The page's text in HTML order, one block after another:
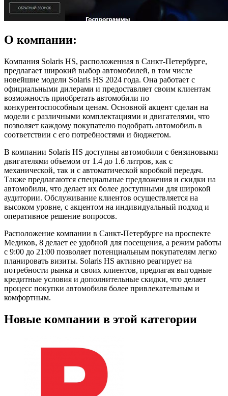
О компании:
Компания Solaris HS, расположенная в Санкт-Петербурге,
предлагает широкий выбор автомобилей, в том числе
новейшие модели Solaris HS 2024 года. Она работает с
официальными дилерами и предоставляет своим клиентам
возможность приобретать автомобили по
конкурентоспособным ценам. Основной акцент сделан на
модели с различными комплектациями и двигателями, что
позволяет каждому покупателю подобрать автомобиль в
соответствии с его потребностями и бюджетом.
В компании Solaris HS доступны автомобили с бензиновыми
двигателями объемом от 1.4 до 1.6 литров, как с
механической, так и с автоматической коробкой передач.
Также предлагаются специальные предложения и скидки на
автомобили, что делает их более доступными для широкой
аудитории. Обслуживание клиентов осуществляется на
высоком уровне, с акцентом на индивидуальный подход и
оперативное решение вопросов.
Расположение компании в Санкт-Петербурге на проспекте
Медиков, 8 делает ее удобной для посещения, а режим работы
с 9:00 до 21:00 позволяет потенциальным покупателям легко
планировать визиты. Solaris HS активно реагирует на
потребности рынка и своих клиентов, предлагая выгодные
кредитные условия и дополнительные скидки, что делает
процесс покупки автомобиля более привлекательным и
комфортным.
Новые компании в этой категории